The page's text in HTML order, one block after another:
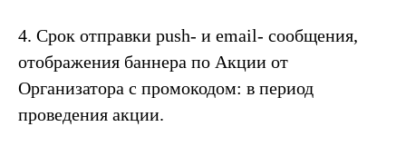
4. Срок отправки push- и email- сообщения,
отображения баннера по Акции от
Организатора с промокодом: в период
проведения акции.